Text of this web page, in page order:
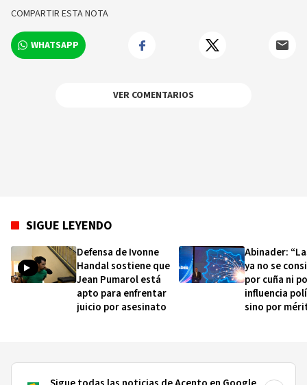
COMPARTIR ESTA NOTA
WHATSAPP
VER COMENTARIOS
SIGUE LEYENDO
Defensa de Ivonne
Handal sostiene que
Jean Pumarol está
apto para enfrentar
juicio por asesinato
Abinader:
ya no se
por cuña ni
influencia
sino por